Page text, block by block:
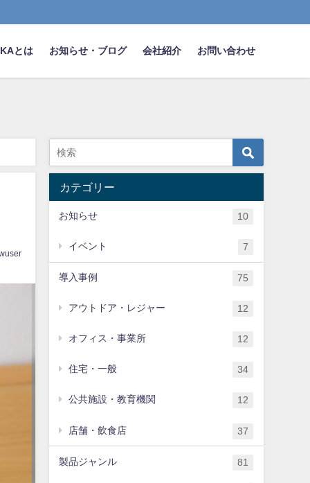
とは お知らせ・ブログ 会社紹介 お問い合わせ
カテゴリー
お知らせ 10
イベント 7
導入事例 75
アウトドア・レジャー 12
オフィス・事業所 12
住宅・一般 34
公共施設・教育機関 12
店舗・飲食店 37
製品ジャンル 81